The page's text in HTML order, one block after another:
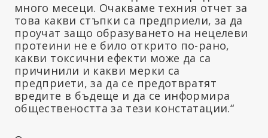
много месеци. Очакваме техния отчет за
това какви стъпки са предприели, за да
проучат защо образуването на нецелеви
протеини не е било открито по-рано,
какви токсични ефекти може да са
причинили и какви мерки са
предприети, за да се предотвратят
вредите в бъдеще и да се информира
обществеността за тези констатации.“